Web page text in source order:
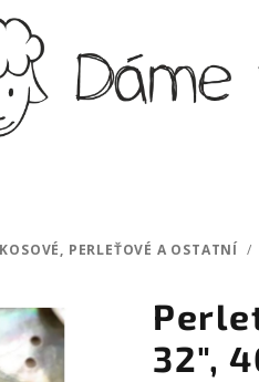
PERLEŤOVÉ A OSTATNÍ /
32",